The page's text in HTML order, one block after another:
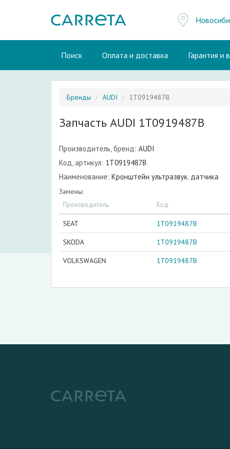
Поиск Оплата и доставка Гарантия и
Бренды AUDI 1T0919487B
Запчасть AUDI 1T0919487B
Производитель, бренд: AUDI
Код, артикул: 1T0919487B
Наименование: Кронштейн ультразвук. датчика
Замены:
Производитель Код
SEAT 1T0919487B
SKODA 1T0919487B
VOLKSWAGEN 1T0919487B